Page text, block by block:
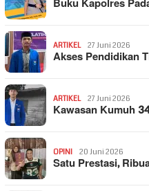
Buku Kapolres
ARTIKEL 27 Juni 2026
Akses Pendidikan
ARTIKEL 27 Juni 2026
Kawasan Kumuh
OPINI 20 Juni 2026
Satu Prestasi,